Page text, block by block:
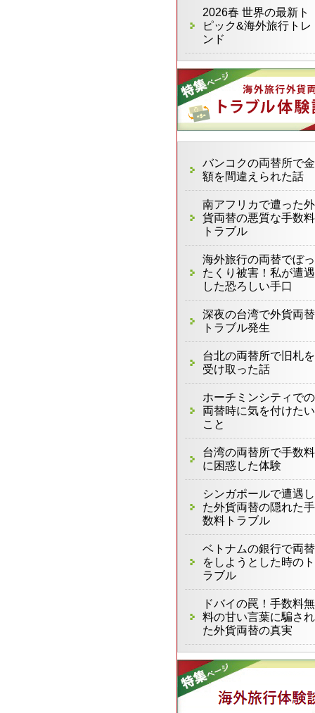
2026春 世界の最新ト
ピック&海外旅行トレ
ンド
バンコクの両替所で金
額を間違えられた話
南アフリカで遭った外
貨両替の悪質な手数料
トラブル
海外旅行の両替でぼっ
たくり被害！私が遭遇
した恐ろしい手口
深夜の台湾で外貨両替
トラブル発生
台北の両替所で旧札を
受け取った話
ホーチミンシティでの
両替時に気を付けたい
こと
台湾の両替所で手数料
に困惑した体験
シンガポールで遭遇し
た外貨両替の隠れた手
数料トラブル
ベトナムの銀行で両替
をしようとした時のト
ラブル
ドバイの罠！手数料無
料の甘い言葉に騙され
た外貨両替の真実